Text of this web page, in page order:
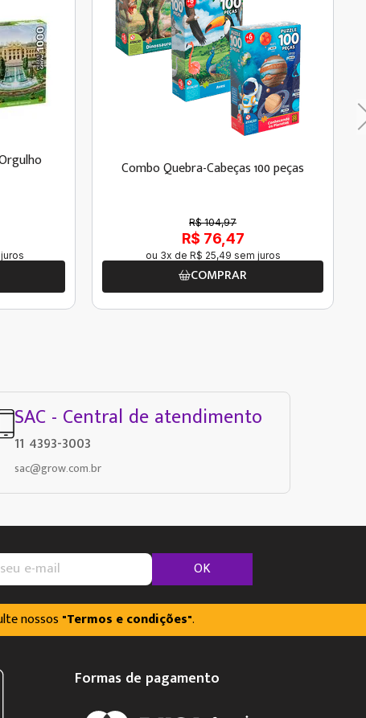
Combo Quebra-Cabeças 100 peças
R$ 104,97
R$ 76,47
ou 3x de R$ 25,49 sem juros
COMPRAR
SAC - Central de atendimento
11 4393-3003
sac@grow.com.br
OK
nossos "Termos e condições".
Formas de pagamento